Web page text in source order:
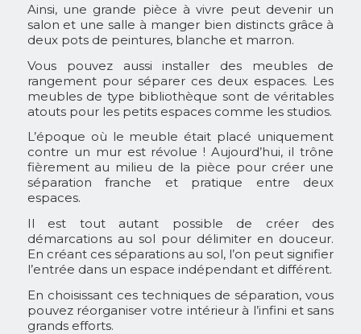
Ainsi, une grande pièce à vivre peut devenir un
salon et une salle à manger bien distincts grâce à
deux pots de peintures, blanche et marron.
Vous pouvez aussi installer des meubles de
rangement pour séparer ces deux espaces. Les
meubles de type bibliothèque sont de véritables
atouts pour les petits espaces comme les studios.
L’époque où le meuble était placé uniquement
contre un mur est révolue ! Aujourd’hui, il trône
fièrement au milieu de la pièce pour créer une
séparation franche et pratique entre deux
espaces.
Il est tout autant possible de créer des
démarcations au sol pour délimiter en douceur.
En créant ces séparations au sol, l’on peut signifier
l’entrée dans un espace indépendant et différent.
En choisissant ces techniques de séparation, vous
pouvez réorganiser votre intérieur à l’infini et sans
grands efforts.